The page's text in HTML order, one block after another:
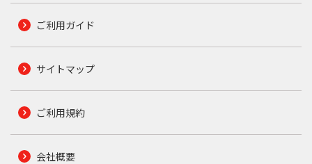
ご利用ガイド
サイトマップ
ご利用規約
会社概要